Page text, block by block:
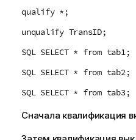
qualify *;
unqualify TransID;
SQL SELECT * from tab1;
SQL SELECT * from tab2;
SQL SELECT * from tab3;
Сначала квалификация